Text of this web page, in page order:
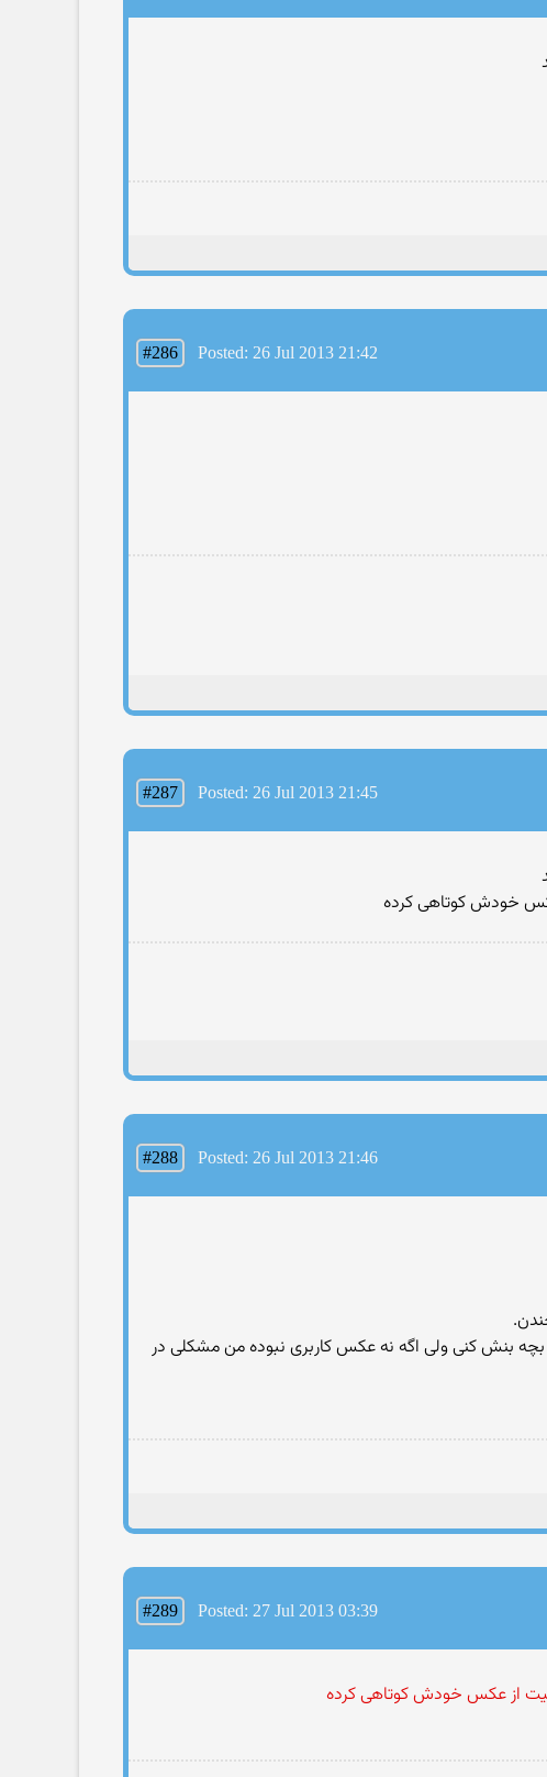
#286 Posted: 26 Jul 2013 21:42
#287 Posted: 26 Jul 2013 21:45
عکس خودش کوتاهی کرده
#288 Posted: 26 Jul 2013 21:46
بچه بنش کنی ولی اگه نه عکس کاربری نبوده من مشکلی در
#289 Posted: 27 Jul 2013 03:39
از عکس خودش کوتاهی کرده